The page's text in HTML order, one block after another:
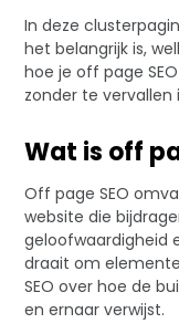
In deze
het belangrijk is,
hoe je off page
zonder te vervallen
Wat is off
Off page SEO
website die
geloofwaardigheid
draait om
SEO over hoe de
en ernaar verwijst.